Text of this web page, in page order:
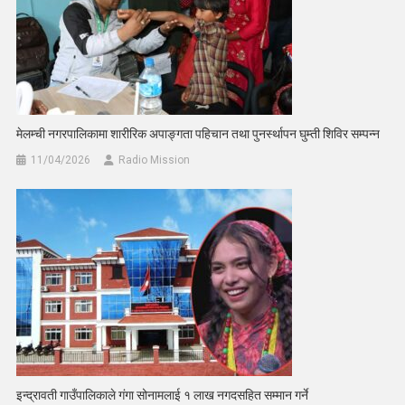
मेलम्ची नगरपालिकामा शारीरिक अपाङ्गता पहिचान तथा पुनर्स्थापन घुम्ती शिविर सम्पन्न
11/04/2026 Radio Mission
इन्द्रावती गाउँपालिकाले गंगा सोनामलाई १ लाख नगदसहित सम्मान गर्ने